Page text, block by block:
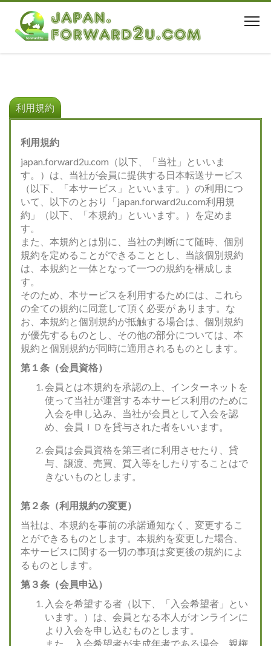
日本の私書箱（日本の住
所）サービス規約
利用規約
利用規約
japan.forward2u.com（以下、「当社」といいま
す。）は、当社が会員に提供する日本転送サービス
（以下、「本サービス」といいます。）の利用につ
いて、以下のとおり「japan.forward2u.com利用規
約」（以下、「本規約」といいます。）を定めま
す。
また、本規約とは別に、当社の判断にて随時、個別
規約を定めることができることとし、当該個別規約
は、本規約と一体となって一つの規約を構成しま
す。
そのため、本サービスを利用するためには、これら
の全ての規約に同意して頂く必要が あります。な
お、本規約と個別規約が抵触する場合は、個別規約
が優先するものとし、その他の部分については、本
規約と個別規約が同時に適用されるものとします。
第１条（会員資格）
会員とは本規約を承認の上、インターネットを
使って当社が運営する本サービス利用のために
入会を申し込み、当社が会員として入会を認
め、会員ＩＤを貸与された者をいいます。
会員は会員資格を第三者に利用させたり、貸
与、譲渡、売買、質入等をしたりすることはで
きないものとします。
第２条（利用規約の変更）
当社は、本規約を事前の承諾通知なく、変更するこ
とができるものとします。本規約を変更した場合、
本サービスに関する一切の事項は変更後の規約によ
るものとします。
第３条（会員申込）
入会を希望する者（以下、「入会希望者」とい
います。）は、会員となる本人がオンラインに
より入会を申し込むものとします。
また、入会希望者が未成年者である場合、親権